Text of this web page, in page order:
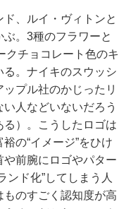
、ルイ・ヴィトンと
。3種のフラワーと
クチョコレート色のキ
。ナイキのスウッシ
プル社のかじったリ
人などいないだろう
る）。こうしたロゴは
の“イメージ”をひけ
前腕にロゴやパター
ンド化”してしまう人
ものすごく認知度が高